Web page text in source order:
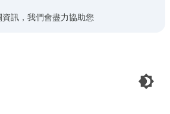
訊，我們會盡力協助您